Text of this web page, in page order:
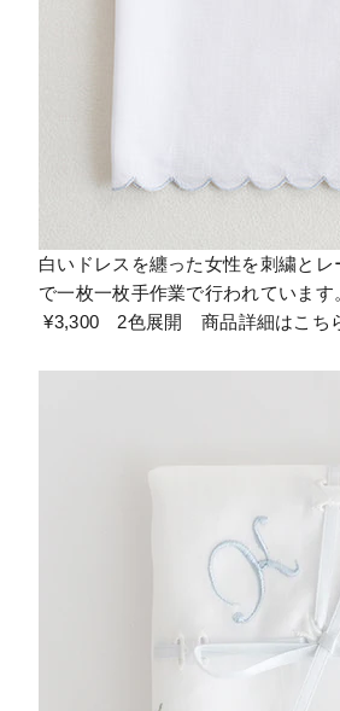
白いドレスを纏った女性を刺繍と
で一枚一枚手作業で行われています
¥3,300 2色展開 商品詳細はこち